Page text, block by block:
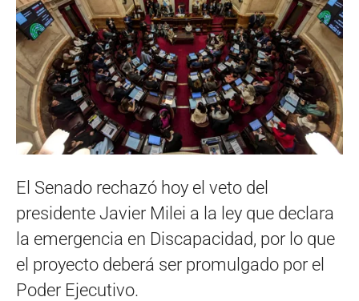
El Senado rechazó hoy el veto del
presidente Javier Milei a la ley que declara
la emergencia en Discapacidad, por lo que
el proyecto deberá ser promulgado por el
Poder Ejecutivo.